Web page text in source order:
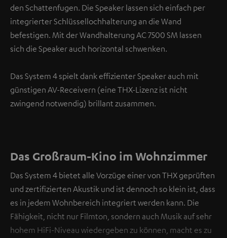
den Schattenfugen. Die Speaker lassen sich einfach per
integrierter Schlüssellochhalterung an die Wand
befestigen. Mit der Wandhalterung AC 7500 SM lassen
sich die Speaker auch horizontal schwenken.
Das System 4 spielt dank effizienter Speaker auch mit
günstigen AV-Receivern (eine THX-Lizenz ist nicht
zwingend notwendig) brillant zusammen.
Das Großraum-Kino im Wohnzimmer
Das System 4 bietet alle Vorzüge einer von THX geprüften
und zertifizierten Akustik und ist dennoch so klein ist, dass
es in jedem Wohnbereich integriert werden kann. Die
Fähigkeit, nicht nur Filmton, sondern auch Musik auf sehr
hohem HiFi-Niveau wiedergeben zu können, macht es zu